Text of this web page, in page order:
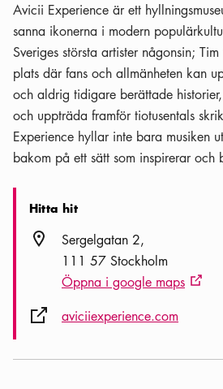
Avicii Experience är ett
sanna ikonerna i modern
Sveriges största artister någonsin;
plats där fans och allmänheten kan
och aldrig tidigare berättade
och uppträda framför tiotusentals
Experience hyllar inte bara musiken
bakom på ett sätt som inspirerar och
Hitta hit
Plats ikonSergelgatan 2
111 57 Stockholm
Öppna i google maps
Extern ikonaviciiexperience.com